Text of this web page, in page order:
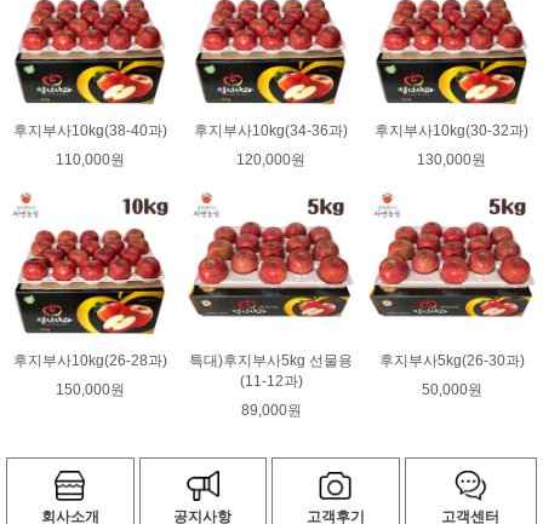
후지부사10kg(38-40과)
110,000원
후지부사10kg(34-36과)
120,000원
후지부사10kg(30-32과)
130,000원
후지부사10kg(26-28과)
150,000원
특대)후지부사5kg 선물용
(11-12과)
89,000원
후지부사5kg(26-30과)
50,000원
회사소개 공지사항 고객후기 고객센터